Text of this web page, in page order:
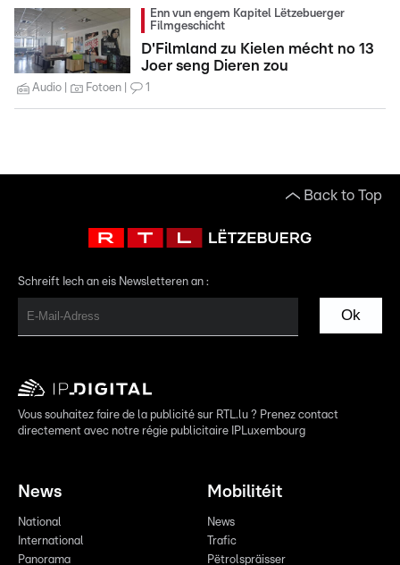
Enn vun engem Kapitel Lëtzebuerger
Filmgeschicht
D'Filmland zu Kielen mécht no 13
Joer seng Dieren zou
Audio Fotoen 1
Back to Top
Schreift Iech an eis Newsletteren an :
Ok
Vous souhaitez faire de la publicité sur RTL.lu ? Prenez contact
directement avec notre régie publicitaire IPLuxembourg
News
National
International
Panorama
Mobilitéit
News
Trafic
Pëtrolspräisser